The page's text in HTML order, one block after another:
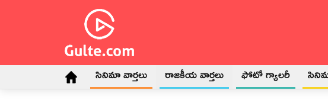
సినిమా వార్తలు రాజకీయ వార్తలు ఫోటో గ్యాలరీ